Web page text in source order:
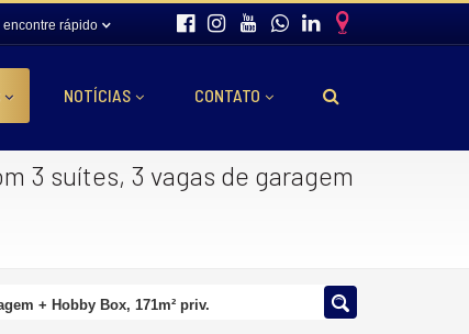
encontre rápido
NOTÍCIAS CONTATO
3 suítes, 3 vagas de garagem
+ Hobby Box, 171m² priv.